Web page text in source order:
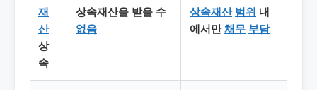
재
산
상
속
상속재산을 받을 수
없음
상속재산 범위 내
에서만채무 부담